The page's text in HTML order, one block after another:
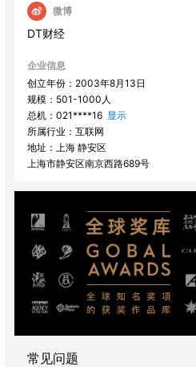
微博
DT财经
企业信息
创立年份：2003年8月13日
规模：501-1000人
总机： 021****16 显示
所属行业：互联网
地址：上海 静安区
上海市静安区南京西路689号
常见问题